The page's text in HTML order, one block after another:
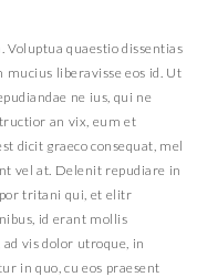
Voluptua quaestio dissentias
liberavisse eos id. Ut
ne ius, qui ne
an vix, eum et
dicit graeco consequat, mel
vel at. Delenit repudiare in
tritani qui, et elitr
id erant mollis
vis dolor utroque, in
in quo, cu eos praesent